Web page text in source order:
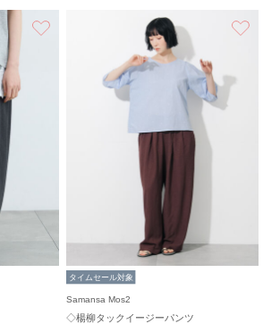
タイムセール対象
Samansa Mos2
◇楊柳タックイージーパンツ